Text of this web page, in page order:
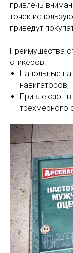
привлечь
точек
приведут
Преимущества
стикеров:
Напольные
навигаторов;
Привлекают
трехмерного